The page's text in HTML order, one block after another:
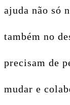
ajuda não só
também no
precisam de
mudar e